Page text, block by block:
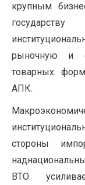
крупным
государству
рыночную и
товарных
АПК.
стороны
ВТО